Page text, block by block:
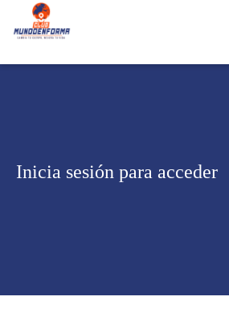
Inicia sesión para acceder